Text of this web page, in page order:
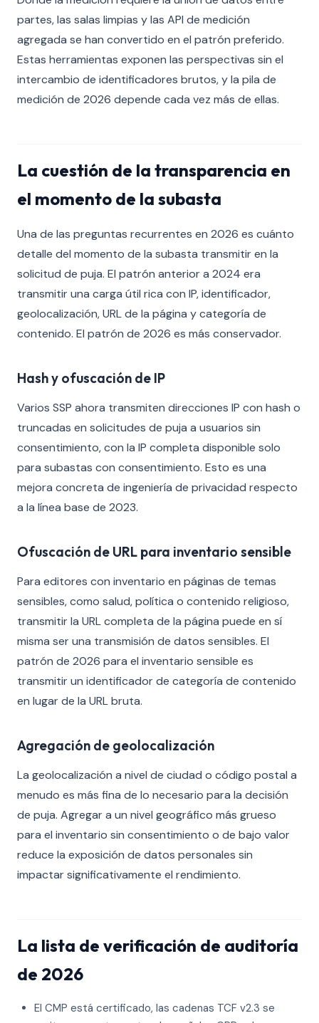
partes, las salas limpias y las API de medición
agregada se han convertido en el patrón preferido.
Estas herramientas exponen las perspectivas sin el
intercambio de identificadores brutos, y la pila de
medición de 2026 depende cada vez más de ellas.
La cuestión de la transparencia en
el momento de la subasta
Una de las preguntas recurrentes en 2026 es cuánto
detalle del momento de la subasta transmitir en la
solicitud de puja. El patrón anterior a 2024 era
transmitir una carga útil rica con IP, identificador,
geolocalización, URL de la página y categoría de
contenido. El patrón de 2026 es más conservador.
Hash y ofuscación de IP
Varios SSP ahora transmiten direcciones IP con hash o
truncadas en solicitudes de puja a usuarios sin
consentimiento, con la IP completa disponible solo
para subastas con consentimiento. Esto es una
mejora concreta de ingeniería de privacidad respecto
a la línea base de 2023.
Ofuscación de URL para inventario sensible
Para editores con inventario en páginas de temas
sensibles, como salud, política o contenido religioso,
transmitir la URL completa de la página puede en sí
misma ser una transmisión de datos sensibles. El
patrón de 2026 para el inventario sensible es
transmitir un identificador de categoría de contenido
en lugar de la URL bruta.
Agregación de geolocalización
La geolocalización a nivel de ciudad o código postal a
menudo es más fina de lo necesario para la decisión
de puja. Agregar a un nivel geográfico más grueso
para el inventario sin consentimiento o de bajo valor
reduce la exposición de datos personales sin
impactar significativamente el rendimiento.
La lista de verificación de auditoría
de 2026
El CMP está certificado, las cadenas TCF v2.3 se